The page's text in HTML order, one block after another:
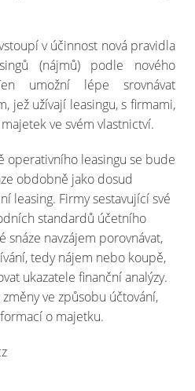
v účinnost nová pravidla
(nájmů) podle nového
umožní lépe srovnávat
jež užívají leasingu, s firmami,
ve svém vlastnictví.
operativního leasingu se bude
obdobně jako dosud
leasing. Firmy sestavující své
standardů účetního
snáze navzájem porovnávat,
tedy nájem nebo koupě,
ukazatele finanční analýzy.
ve způsobu účtování,
o majetku.